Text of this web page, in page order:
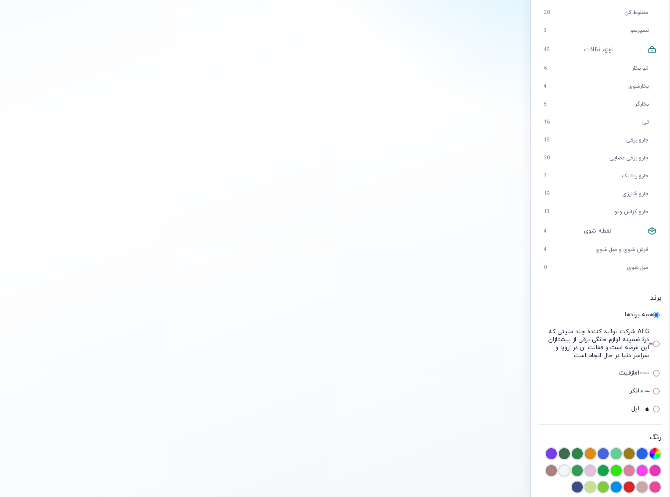
مخلوط کن 20
نسپرسو 3
لوازم نظافت 48
اتو بخار 6
بخارشوی 4
بخارگر 8
تی 16
جارو برقی 18
جارو برقی عصایی 20
جارو رباتیک 2
جارو شارژی 19
جارو کراس ویو 13
نقطه شوی 4
فرش شوی و مبل شوی 4
مبل شوی 0
برند
همه برندها
AEG شرکت تولید کننده چند ملیتی که
درذ ضمینه لوازم خانگی برقی از پیشتازان
این عرضه است و فعالت ان در اروپا و
سراسر دنیا در حال انجام است
امازفیت
انکر
اپل
ایسوس
بیتس
بوز
رنگ